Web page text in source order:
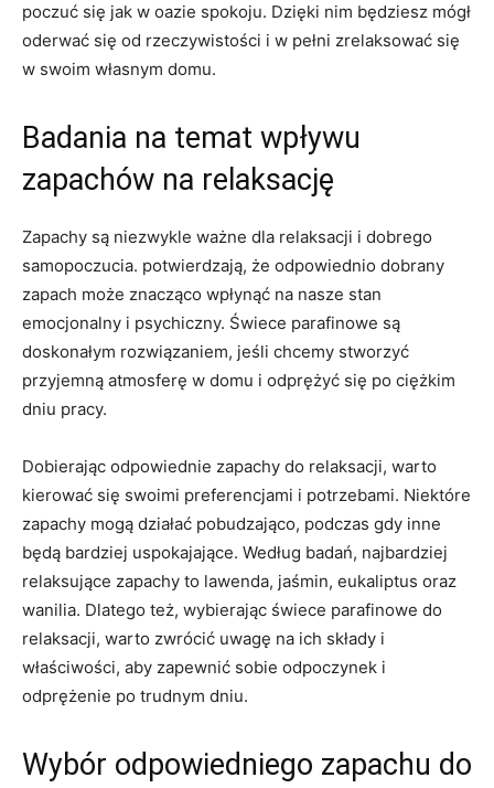
poczuć się jak w oazie spokoju. Dzięki nim będziesz mógł
oderwać​ się od rzeczywistości i w pełni​ zrelaksować się
w swoim własnym domu.
Badania na temat wpływu‍
zapachów na relaksację
Zapachy są niezwykle ważne dla relaksacji i dobrego
samopoczucia. potwierdzają, że odpowiednio dobrany
zapach może znacząco wpłynąć na‍ nasze stan
emocjonalny i psychiczny. Świece parafinowe są ​
doskonałym rozwiązaniem, jeśli chcemy stworzyć
przyjemną atmosferę w domu ⁢i odprężyć ‍się po ciężkim
⁤dniu pracy.
Dobierając odpowiednie ⁣zapachy do relaksacji, warto
kierować się swoimi preferencjami​ i potrzebami. Niektóre
zapachy​ mogą działać pobudzająco, podczas gdy inne
będą bardziej uspokajające. Według badań, najbardziej
relaksujące⁤ zapachy‍ to lawenda, jaśmin, eukaliptus oraz
wanilia. Dlatego też, wybierając świece parafinowe do‌
relaksacji,⁣ warto zwrócić uwagę na ich składy i
właściwości, aby zapewnić sobie odpoczynek i
odprężenie po trudnym dniu.
Wybór odpowiedniego zapachu do